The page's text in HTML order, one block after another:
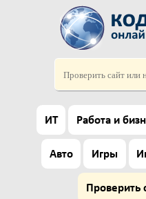
ИТ Работа и
Авто Игры
Проверить